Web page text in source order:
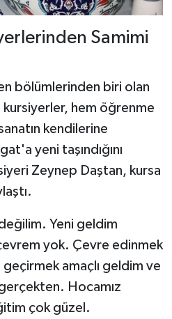
Samimi
bölümlerinden biri olan
kursiyerler, hem öğrenme
kendilerine
yeni taşındığını
Zeynep Daştan, kursa
Yeni geldim
yok. Çevre edinmek
geçirmek amaçlı geldim ve
Hocamız
çok güzel.